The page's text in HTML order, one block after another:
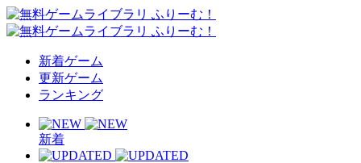
新着ゲーム
更新ゲーム
ランキング
新着